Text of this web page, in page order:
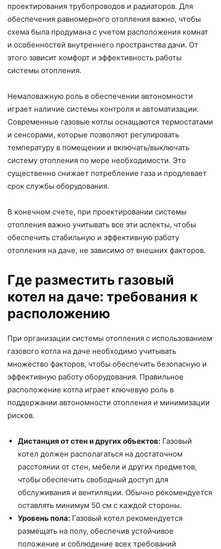
проектирования трубопроводов и радиаторов. Для
обеспечения равномерного отопления важно, чтобы
схема была продумана с учетом расположения комнат
и особенностей внутреннего пространства дачи. От
этого зависит комфорт и эффективность работы
системы отопления.
Немаловажную роль в обеспечении автономности
играет наличие системы контроля и автоматизации.
Современные газовые котлы оснащаются термостатами
и сенсорами, которые позволяют регулировать
температуру в помещении и включать/выключать
систему отопления по мере необходимости. Это
существенно снижает потребление газа и продлевает
срок службы оборудования.
В конечном счете, при проектировании системы
отопления важно учитывать все эти аспекты, чтобы
обеспечить стабильную и эффективную работу
отопления на даче, не зависимо от внешних факторов.
Где разместить газовый
котел на даче: требования к
расположению
При организации системы отопления с использованием
газового котла на даче необходимо учитывать
множество факторов, чтобы обеспечить безопасную и
эффективную работу оборудования. Правильное
расположение котла играет ключевую роль в
поддержании автономности отопления и минимизации
рисков.
Дистанция от стен и других объектов: Газовый
котел должен располагаться на достаточном
расстоянии от стен, мебели и других предметов,
чтобы обеспечить свободный доступ для
обслуживания и вентиляции. Обычно рекомендуется
оставлять минимум 50 см с каждой стороны.
Уровень пола: Газовый котел рекомендуется
размещать на полу, обеспечив устойчивое
положение и соблюдение всех требований